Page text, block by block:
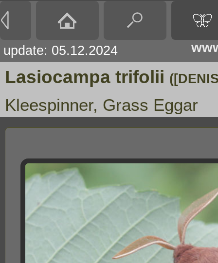
update: 05.12.2024
Lasiocampa trifolii
Kleespinner, Grass Eggar